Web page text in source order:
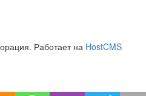
Работает на HostCMS